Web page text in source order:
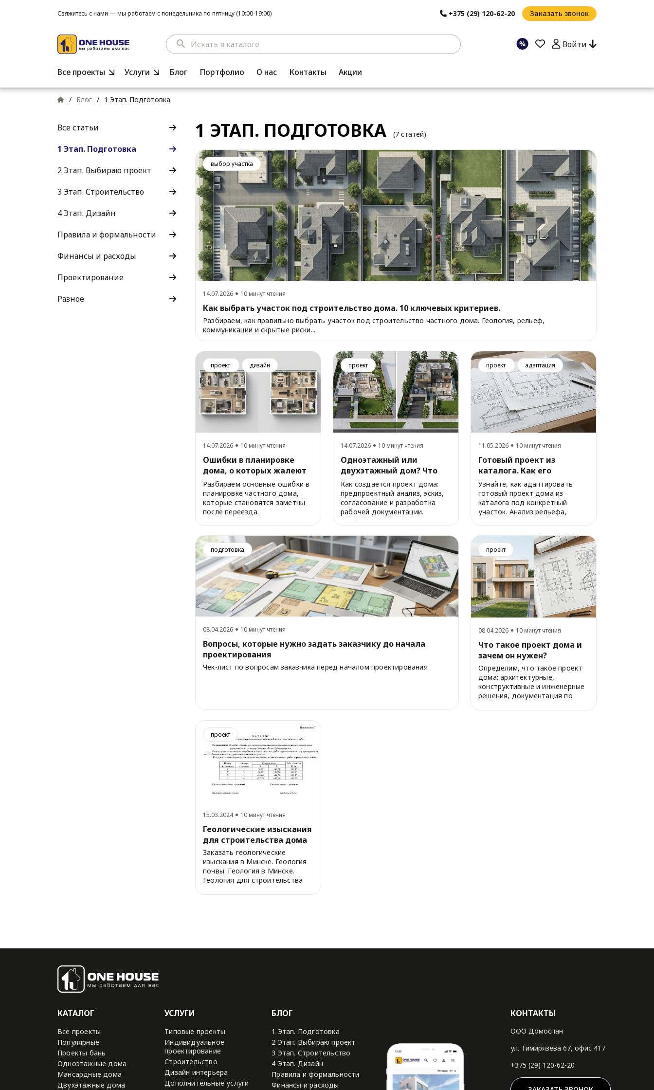
Свяжитесь с нами — мы работаем с понедельника по пятницу (10:00-19:00) +375 (29) 120-62-20 Заказать звонок
search Войти
Все проекты Услуги Блог Портфолио О нас Контакты Акции
/ Блог / 1 Этап. Подготовка
Все статьи
1 Этап. Подготовка
2 Этап. Выбираю проект
3 Этап. Строительство
4 Этап. Дизайн
Правила и формальности
Финансы и расходы
Проектирование
Разное
1 ЭТАП. ПОДГОТОВКА (7 статей)
выбор участка
14.07.2026 10 минут чтения
Как выбрать участок под строительство дома. 10 ключевых критериев.
Разбираем, как правильно выбрать участок под строительство частного дома. Геология, рельеф,
коммуникации и скрытые риски...
проект дизайн
14.07.2026 10 минут чтения
Ошибки в планировке
дома, о которых жалеют
после переезда
Разбираем основные ошибки в
планировке частного дома,
которые становятся заметны
после переезда.
проект
14.07.2026 10 минут чтения
Одноэтажный или
двухэтажный дом? Что
выбрать для комфортной
жизни
Как создается проект дома:
предпроектный анализ, эскиз,
согласование и разработка
рабочей документации.
Разбираем этапы ...
проект адаптация
11.05.2026 10 минут чтения
Готовый проект из
каталога. Как его
адаптировать под свой
участок?
Узнайте, как адаптировать
готовый проект дома из
каталога под конкретный
участок. Анализ рельефа,
подготовка
08.04.2026 10 минут чтения
Вопросы, которые нужно задать заказчику до начала
проектирования
Чек-лист по вопросам заказчика перед началом проектирования
проект
08.04.2026 10 минут чтения
Что такое проект дома и
зачем он нужен?
Определим, что такое проект
дома: архитектурные,
конструктивные и инженерные
решения, документация по
проект
15.03.2024 10 минут чтения
Геологические изыскания
для строительства дома
Заказать геологические
изыскания в Минске. Геология
почвы. Геология в Минске.
Геология для строительства
КАТАЛОГ
Все проекты
Популярные
Проекты бань
Одноэтажные дома
Мансардные дома
Двухэтажные дома
УСЛУГИ
Типовые проекты
Индивидуальное
проектирование
Строительство
Дизайн интерьера
Дополнительные услуги
БЛОГ
1 Этап. Подготовка
2 Этап. Выбираю проект
3 Этап. Строительство
4 Этап. Дизайн
Правила и формальности
Финансы и расходы
КОНТАКТЫ
ООО Домоспан
ул. Тимирязева 67, офис 417
+375 (29) 120-62-20